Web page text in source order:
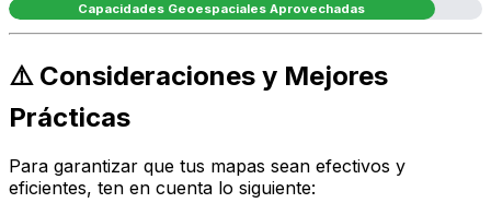
Capacidades Geoespaciales Aprovechadas
⚠️ Consideraciones y Mejores
Prácticas
Para garantizar que tus mapas sean efectivos y
eficientes, ten en cuenta lo siguiente: